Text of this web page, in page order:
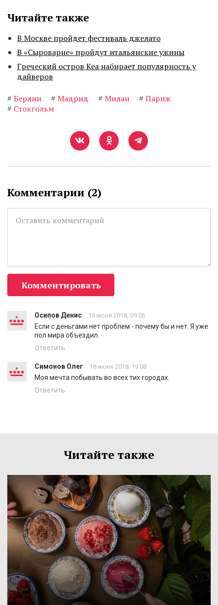
Читайте также
В Москве пройдет фестиваль джелато
В «Сыроварне» пройдут итальянские ужины
Греческий остров Кеа набирает популярность у
дайверов
# Берлин # Мадрид # Милан # Париж
# Стокгольм
Комментарии (2)
Комментировать
Осипов Денис 19 июня 2018, 09:06
Если с деньгами нет проблем - почему бы и нет. Я уже
пол мира объездил.
Ответить
Симонов Олег 18 июня 2018, 19:08
Моя мечта побывать во всех тих городах.
Ответить
Читайте также